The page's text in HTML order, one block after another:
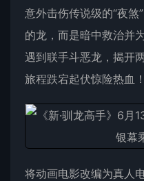
意外击伤传说级的“夜
的龙，而是暗中救治并
遇到联手斗恶龙，揭开
旅程跌宕起伏惊险热血！
将动画电影改编为真人